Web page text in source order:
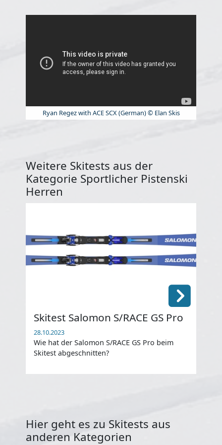
Ryan Regez with ACE SCX (German) © Elan Skis
Weitere Skitests aus der
Kategorie Sportlicher Pistenski
Herren
Skitest Salomon S/RACE GS Pro
28.10.2023
Wie hat der Salomon S/RACE GS Pro beim
Skitest abgeschnitten?
Hier geht es zu Skitests aus
anderen Kategorien